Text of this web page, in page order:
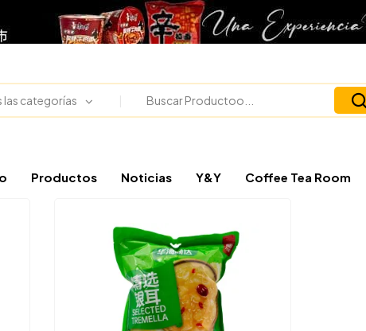
las categorías
Productos Noticias Y&Y Coffee Tea Room